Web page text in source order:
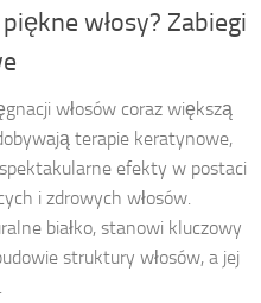
włosy? Zabiegi
włosów coraz większą
terapie keratynowe,
efekty w postaci
i zdrowych włosów.
białko, stanowi kluczowy
struktury włosów, a jej